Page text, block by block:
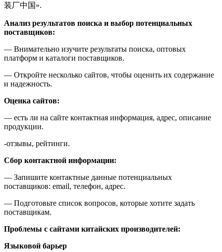
装厂中国».
Анализ результатов поиска и выбор потенциальных
поставщиков:
— Внимательно изучите результаты поиска, оптовых
платформ и каталоги поставщиков.
— Откройте несколько сайтов, чтобы оценить их содержание
и надежность.
Оценка сайтов:
— есть ли на сайте контактная информация, адрес, описание
продукции.
-отзывы, рейтинги.
Сбор контактной информации:
— Запишите контактные данные потенциальных
поставщиков: email, телефон, адрес.
— Подготовьте список вопросов, которые хотите задать
поставщикам.
Проблемы с сайтами китайских производителей:
Языковой барьер